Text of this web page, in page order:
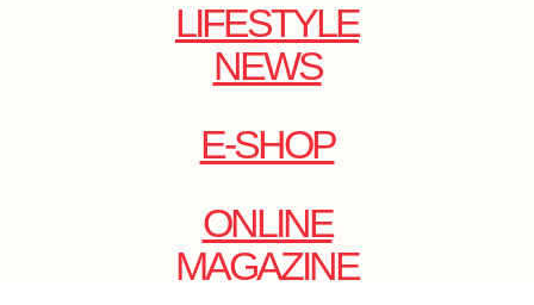
LIFESTYLE
NEWS
E-SHOP
ONLINE
MAGAZINE